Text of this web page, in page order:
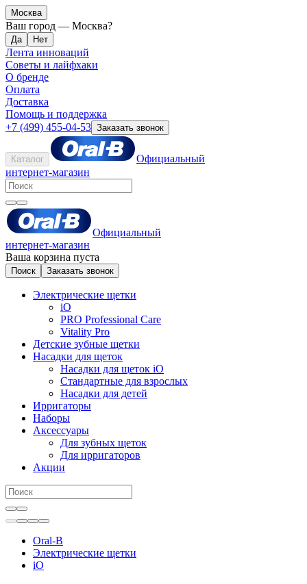
Москва
Ваш город — Москва?
Лента инноваций
Советы и лайфхаки
О бренде
Оплата
Доставка
Помощь и поддержка
+7 (499) 455-04-53 Заказать звонок
Каталог
Официальный
интернет-магазин
Официальный
интернет-магазин
Ваша корзина пуста
Поиск Заказать звонок
Электрические щетки
iO
PRO Professional Care
Vitality Pro
Детские зубные щетки
Насадки для щеток
Насадки для щеток iO
Стандартные для взрослых
Насадки для детей
Ирригаторы
Наборы
Аксессуары
Для зубных щеток
Для ирригаторов
Акции
Oral-B
Электрические щетки
iO